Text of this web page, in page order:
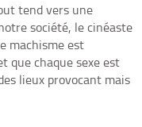
tend vers une
société, le cinéaste
machisme est
que chaque sexe est
lieux provocant mais